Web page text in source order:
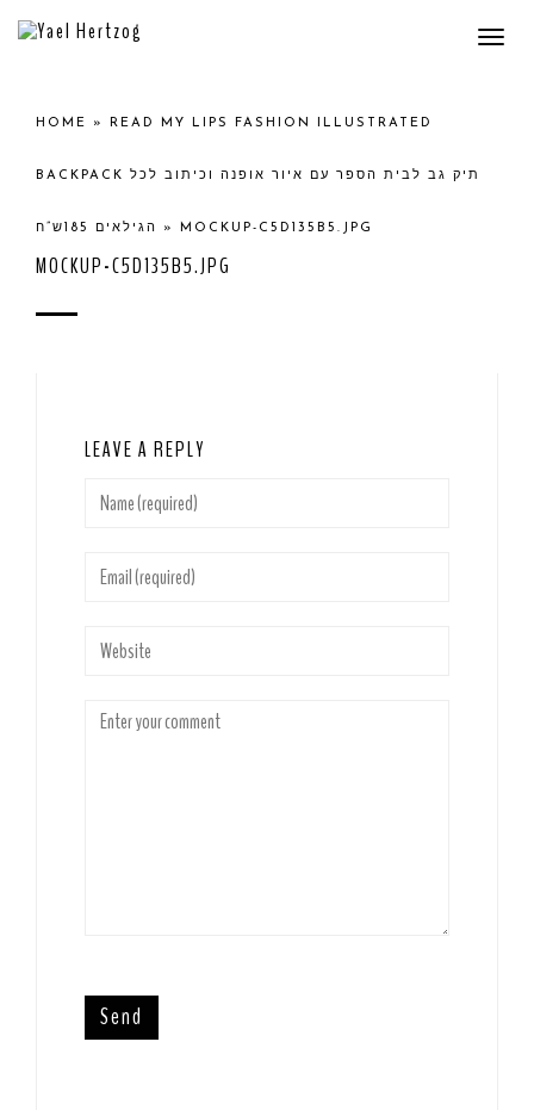
HOME » READ MY LIPS FASHION ILLUSTRATED
BACKPACK תיק גב לבית הספר עם איור אופנה וכיתוב לכל
הגילאים 185ש”ח » MOCKUP-C5D135B5.JPG
MOCKUP-C5D135B5.JPG
LEAVE A REPLY